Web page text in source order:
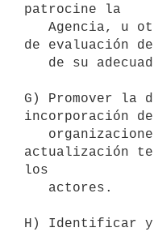
patrocine la
de evaluación
G) Promover la
incorporación
actualización
los
H) Identificar y